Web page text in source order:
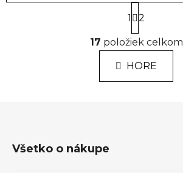
O
v
l
á
d
S
t
r
á
n
k
1 2
17 položiek celkom
HORE
Všetko o nákupe